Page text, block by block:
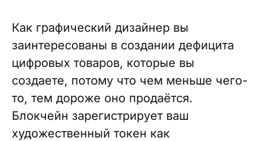
Как графический дизайнер вы
заинтересованы в создании дефицита
цифровых товаров, которые вы
создаете, потому что чем меньше чего-
то, тем дороже оно продаётся.
Блокчейн зарегистрирует ваш
художественный токен как